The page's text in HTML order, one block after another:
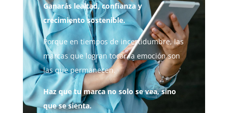
Ganarás lealtad, confianza y
crecimiento sostenible.
Porque en tiempos de incertidumbre, las
marcas que logran tocar la emoción son
las que permanecen.
Haz que tu marca no solo se vea, sino
que se sienta.